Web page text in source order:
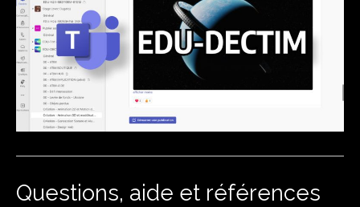
Questions, aide et références